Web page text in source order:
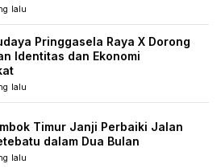
lalu
Pringgasela Raya X Dorong
Identitas dan Ekonomi
lalu
Timur Janji Perbaiki Jalan
dalam Dua Bulan
lalu